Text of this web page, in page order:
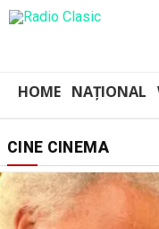
HOME NAȚIONAL
CINE CINEMA